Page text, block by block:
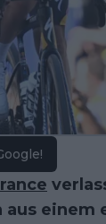
einem